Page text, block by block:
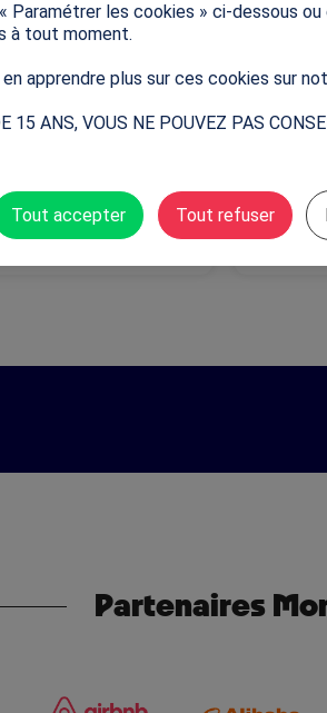
vous les Jeux
? (CP-
Parc
Partenaires
Paramétrer les cookies » ci-dessous
à tout moment.
apprendre plus sur ces cookies sur
15 ANS, VOUS NE POUVEZ PAS
Tout accepter Tout refuser